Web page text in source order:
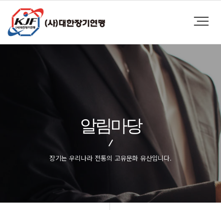
알림마당
장기는 우리나라 전통의 고유문화 유산입니다.